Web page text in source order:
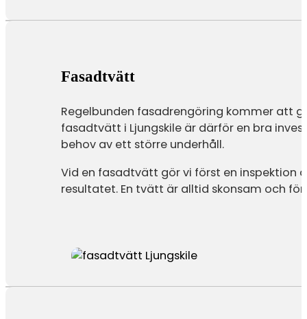
Fasadtvätt
Regelbunden fasadrengöring kommer att
fasadtvätt i Ljungskile är därför en bra
behov av ett större underhåll.
Vid en fasadtvätt gör vi först en
resultatet. En tvätt är alltid skonsam och